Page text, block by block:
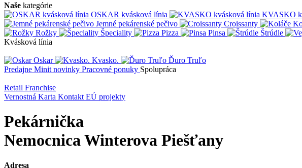
Naše kategórie
OSKAR kvásková línia
KVASKO
Jemné pekárenské pečivo
Croissanty
Rožky
Špeciality Pizza Pinsa Štrúdle
Kvásková línia
Oskar Kvasko.
Ďuro Truľo
Predajne Minit novinky Pracovné ponuky Spolupráca
Retail Franchise
Vernostná Karta Kontakt EÚ projekty
Pekárnička
Nemocnica Winterova Piešťany
Adresa